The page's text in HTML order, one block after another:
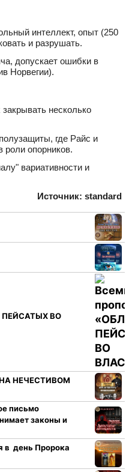
интеллект, опыт (250
и разрушать.
допускает ошибки в
Норвегии).
несколько
где Райс и
роли опорников.
вариативности и
Источник: standard
ПЕЙСАТЫХ ВО
НЕЧЕСТИВОМ
письмо
законы и
в день Пророка